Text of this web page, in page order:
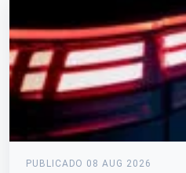
PUBLICADO 08 AUG 2026